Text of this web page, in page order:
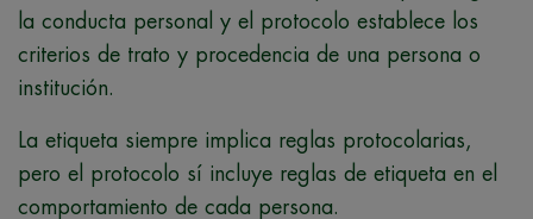
la conducta personal y el protocolo establece los
criterios de trato y procedencia de una persona o
institución.
La etiqueta siempre implica reglas protocolarias,
pero el protocolo sí incluye reglas de etiqueta en el
comportamiento de cada persona.